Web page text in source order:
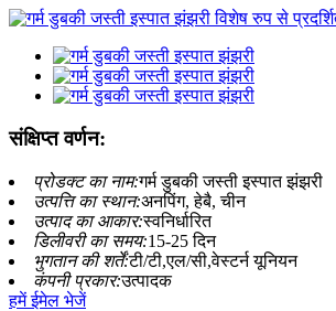
संक्षिप्त वर्णन:
प्रोडक्ट का नाम:गर्म डुबकी जस्ती इस्पात झंझरी
उत्पत्ति का स्थान:अनपिंग, हेबै, चीन
उत्पाद का आकार:स्वनिर्धारित
डिलीवरी का समय:15-25 दिन
भुगतान की शर्तें:टी/टी,एल/सी,वेस्टर्न यूनियन
कंपनी प्रकार:उत्पादक
हमें ईमेल भेजें